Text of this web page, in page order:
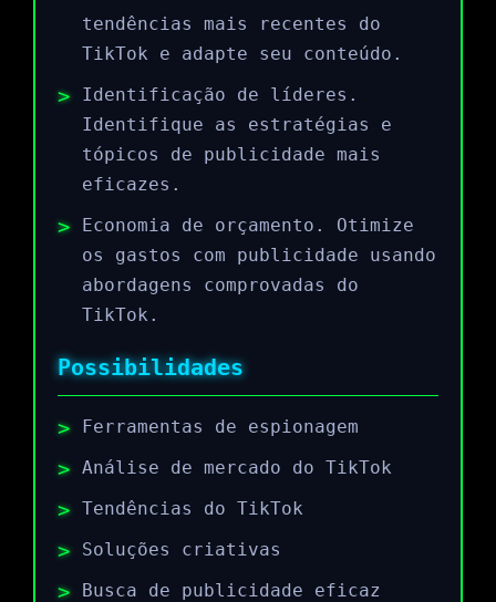
tendências mais recentes do
TikTok e adapte seu conteúdo.
Identificação de líderes.
Identifique as estratégias e
tópicos de publicidade mais
eficazes.
Economia de orçamento. Otimize
os gastos com publicidade usando
abordagens comprovadas do
TikTok.
Possibilidades
Ferramentas de espionagem
Análise de mercado do TikTok
Tendências do TikTok
Soluções criativas
Busca de publicidade eficaz